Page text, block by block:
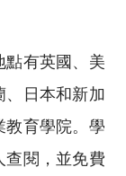
點有英國、美
、日本和新加
教育學院。學
查閱，並免費